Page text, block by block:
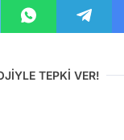
TEPKİ VER!